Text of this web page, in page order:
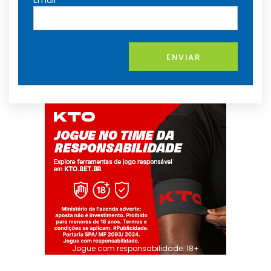
ENVIAR
Jogue com responsabilidade. 18+